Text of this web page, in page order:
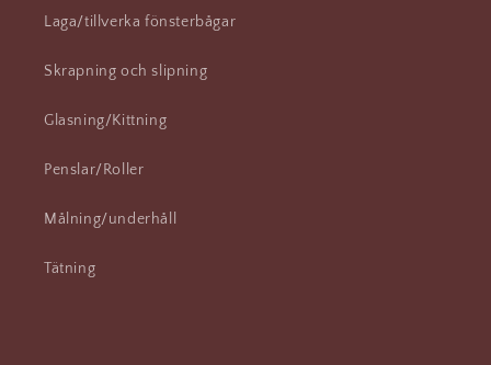
Laga/tillverka fönsterbågar
Skrapning och slipning
Glasning/Kittning
Penslar/Roller
Målning/underhåll
Tätning